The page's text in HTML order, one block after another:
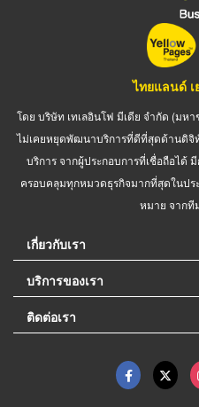
ไทยแลนด์ เ
โดย บริษัท เทเลอินโฟ มีเดีย จำกัด (มห
ไม่เคยหยุดพัฒนาบริการที่ดีที่สุดด้านดิจิ
บริการ จากผู้ประกอบการที่เชื่อถือได้
ครอบคลุมทุกหมวดธุรกิจมากที่สุดในปร
หมาย จาก
เกี่ยวกับเรา
บริการของเรา
ติดต่อเรา